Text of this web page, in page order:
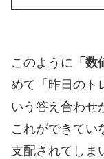
このように 「
めて「昨日のト
いう答え合わせ
これができてい
支配されてしま